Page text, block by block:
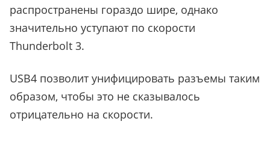
распространены гораздо шире, однако
значительно уступают по скорости
Thunderbolt 3.
USB4 позволит унифицировать разъемы таким
образом, чтобы это не сказывалось
отрицательно на скорости.